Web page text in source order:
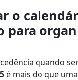
o
para
quando
é mais do que